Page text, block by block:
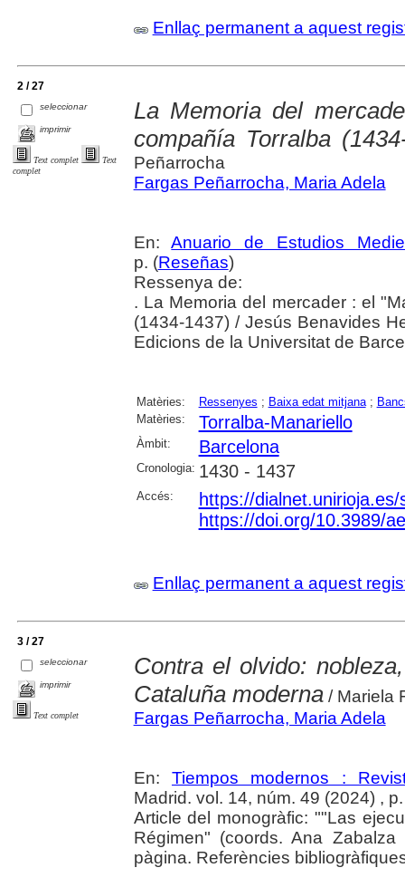
Enllaç permanent a aquest
2 / 27
seleccionar
imprimir
Text complet
Text
complet
La Memoria del
compañía Torralba
Peñarrocha
Fargas Peñarrocha, Maria Adela
En:Anuario de Estudios
p. (Reseñas)
Ressenya de:
. La Memoria del mercader : el
(1434-1437) / Jesús Benavides
Edicions de la Universitat de
Matèries: Ressenyes ; Baixa edat mitjana;
Matèries:
Torralba-Manariello
Àmbit: Barcelona
Cronologia: 1430 - 1437
Accés:
https://
https://doi.org/10.3989/
Enllaç permanent a aquest
3 / 27
seleccionar
imprimir
Text complet
Contra el olvido:
Cataluña moderna/ Mariela
Fargas Peñarrocha, Maria Adela
En: Tiempos modernos :
Madrid. vol. 14, núm. 49 (2024) ,
Article del monogràfic: ""Las
Régimen" (coords. Ana
pàgina. Referències